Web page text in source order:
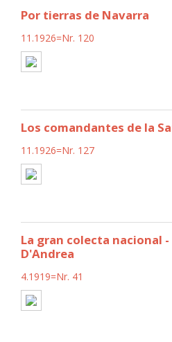
Por tierras de Navarra
11.1926=Nr. 120
Los comandantes de la
11.1926=Nr. 127
La gran colecta nacional
D'Andrea
4.1919=Nr. 41